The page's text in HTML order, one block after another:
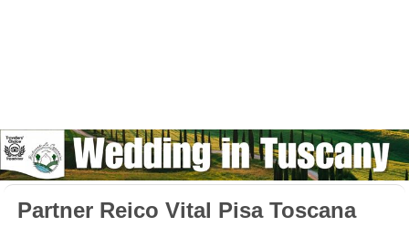
Partner Reico Vital Pisa Toscana